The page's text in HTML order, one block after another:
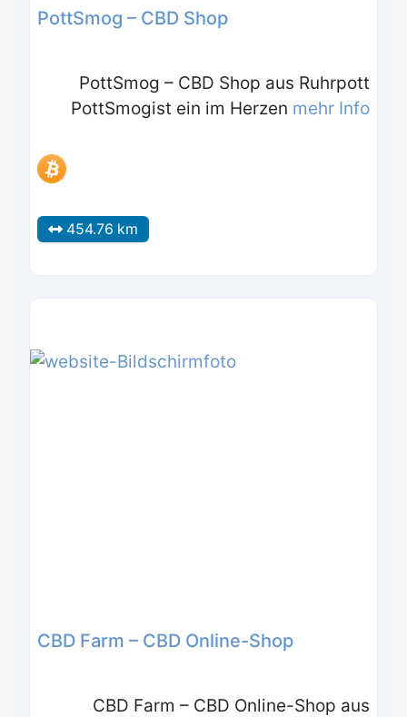
PottSmog – CBD Shop
PottSmog – CBD Shop aus Ruhrpott
PottSmogist ein im Herzen mehr Info
454.76 km
CBD Farm – CBD Online-Shop
CBD Farm – CBD Online-Shop aus